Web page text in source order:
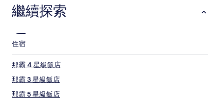
繼續探索
住宿
那霸 4 星級飯店
那霸 3 星級飯店
那霸 5 星級飯店